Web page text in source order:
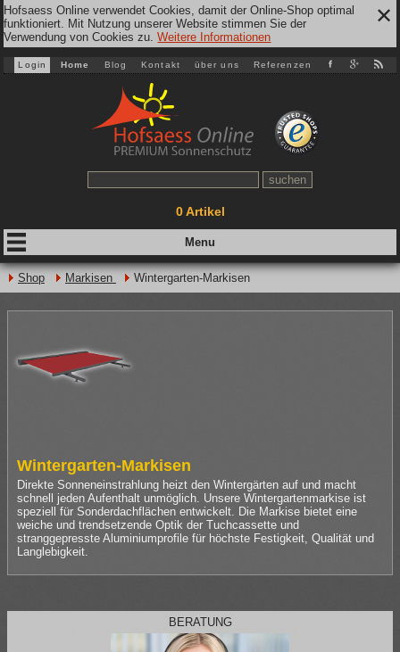
Hofsaess Online verwendet Cookies, damit der Online-Shop optimal
funktioniert. Mit Nutzung unserer Website stimmen Sie der
Verwendung von Cookies zu.Weitere Informationen
✕
Login Home Blog Kontakt über uns Referenzen
0Artikel
Shop Markisen Wintergarten-Markisen
Wintergarten-Markisen
Direkte Sonneneinstrahlung heizt den Wintergärten auf und macht
schnell jeden Aufenthalt unmöglich. Unsere Wintergartenmarkise ist
speziell für Sonderdachflächen entwickelt. Die Markise bietet eine
weiche und trendsetzende Optik der Tuchcassette und
stranggepresste Aluminiumprofile für höchste Festigkeit, Qualität und
Langlebigkeit.
BERATUNG